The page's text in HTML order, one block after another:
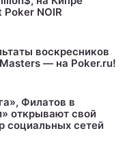
Poker NOIR
воскресников
— на Poker.ru!
Филатов в
открывают свой
социальных сетей